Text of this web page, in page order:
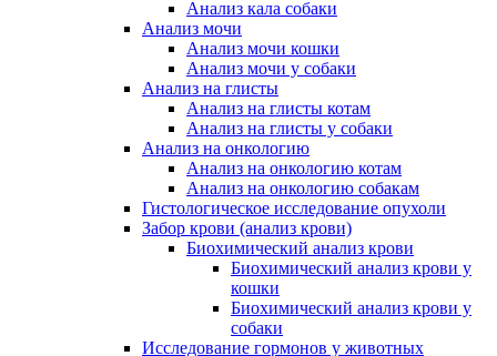
Анализ кала собаки
Анализ мочи
Анализ мочи кошки
Анализ мочи у собаки
Анализ на глисты
Анализ на глисты котам
Анализ на глисты у собаки
Анализ на онкологию
Анализ на онкологию котам
Анализ на онкологию собакам
Гистологическое исследование опухоли
Забор крови (анализ крови)
Биохимический анализ крови
Биохимический анализ крови у
кошки
Биохимический анализ крови у
собаки
Исследование гормонов у животных